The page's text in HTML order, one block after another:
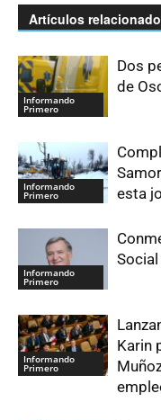
Artículos
Informando
Primero
Dos
de
Informando
Primero
esta
Informando
Primero
Informando
Primero
Karin